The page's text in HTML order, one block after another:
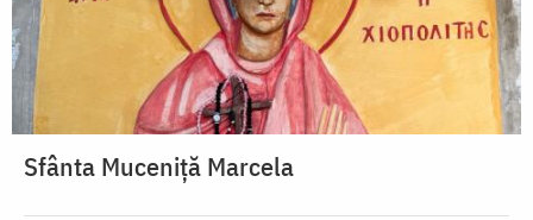
Sfânta Muceniță Marcela